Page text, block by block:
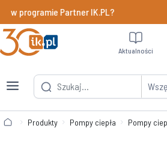
w programie Partner IK.PL?
Aktualności
Produkty Pompy ciepła Pompy